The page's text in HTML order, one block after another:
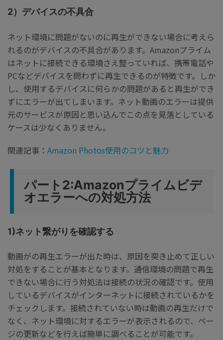
2）デバイスの不具合
ネット環境に問題がないのに再生ができない場合に考えら
れるのがデバイスの不具合があります。Amazonプライム
はネットに接続できる環境さえ整っていれば、携帯電話や
PCなどデバイスを問わずに再生できるのが特徴です。しか
し、使用するデバイスに何らかの問題があると再生ができ
ずにエラーが出てしまいます。ネット動画のエラーは提供
元のサービスが原因と思い込んでこの点を見落としている
ケースは少なくありません。
関連記事： Amazon Photos使用のコツと魅力
パート2:Amazonプライムビデ
オエラーへの対処方法
1)ネット繋がりを確認する
動画がの再生エラーが出た時は、原因を突き止めて正しい
対処をすることが基本となります。通信環境の問題で再生
できない場合に行う対処法は接続の状況の確認です。使用
しているデバイスがインターネットに接続されているかを
チェックします。接続されていない時は動画の再生だけで
なく、ネット環境に対するエラーが表示されるので、ペー
ジの更新などを行えば簡単に調べることが可能です。